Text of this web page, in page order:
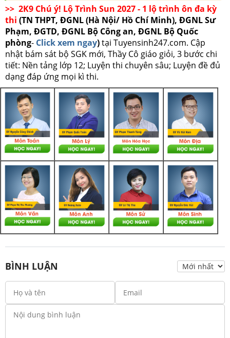
>> 2K9 Chú ý! Lộ Trình Sun 2027 - 1 lộ trình ôn đa kỳ
thi (TN THPT, ĐGNL (Hà Nội/ Hồ Chí Minh), ĐGNL Sư
Phạm, ĐGTD, ĐGNL Bộ Công an, ĐGNL Bộ Quốc
phòng- Click xem ngay)tại Tuyensinh247.com. Cập
nhật bám sát bộ SGK mới, Thầy Cô giáo giỏi, 3 bước chi
tiết: Nền tảng lớp 12; Luyện thi chuyên sâu; Luyện đề đủ
dạng đáp ứng mọi kì thi.
BÌNH LUẬN